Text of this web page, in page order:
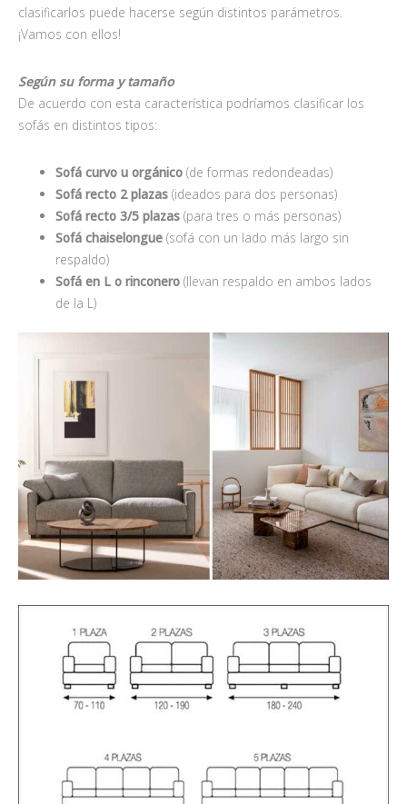
clasificarlos puede hacerse según distintos parámetros.
¡Vamos con ellos!
Según su forma y tamaño
De acuerdo con esta característica podríamos clasificar los
sofás en distintos tipos:
Sofá curvo u orgánico (de formas redondeadas)
Sofá recto 2 plazas (ideados para dos personas)
Sofá recto 3/5 plazas (para tres o más personas)
Sofá chaiselongue (sofá con un lado más largo sin
respaldo)
Sofá en L o rinconero (llevan respaldo en ambos lados
de la L)